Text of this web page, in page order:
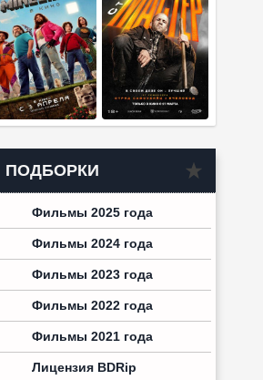
ПОДБОРКИ
Фильмы 2025 года
Фильмы 2024 года
Фильмы 2023 года
Фильмы 2022 года
Фильмы 2021 года
Лицензия BDRip